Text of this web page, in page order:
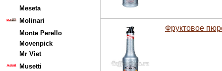
Meseta
Molinari
Monte Perello
Movenpick
Mr Viet
Musetti
Фруктовое